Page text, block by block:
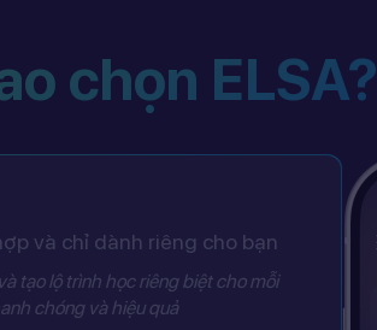
chọn ELSA?
và chỉ dành riêng cho bạn
tạo lộ trình học riêng biệt cho mỗi
chóng và hiệu quả